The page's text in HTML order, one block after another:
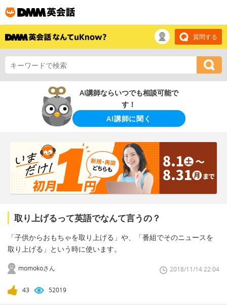
質問する
AI講師ならいつでも相談可能で
す！
AI講師に聞く
取り上げるって英語でなんて言うの？
「子供からおもちゃを取り上げる」や、「番組でそのニュースを
取り上げる」という時に使います。
momokoさん 2018/11/14 22:04
43 52019